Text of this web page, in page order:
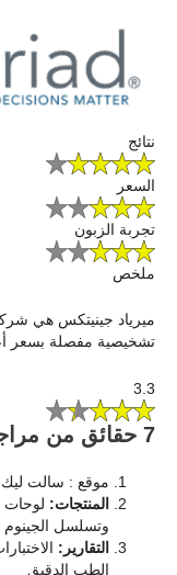
نتائج
السعر
تجربة الزبون
ملخص
ميرياد جينيتكس هي
تشخيصية مفصلة بسعر
3.3
7 حقائق من مراجعة Myriad Genetics
موقع : سالت ليك
المنتجات: لوحات
وتسلسل الجينوم
التقارير:
الطب الدقيق